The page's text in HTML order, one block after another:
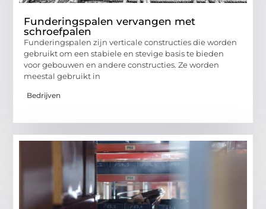
Funderingspalen vervangen met
schroefpalen
Funderingspalen zijn verticale constructies die worden
gebruikt om een stabiele en stevige basis te bieden
voor gebouwen en andere constructies. Ze worden
meestal gebruikt in
Bedrijven